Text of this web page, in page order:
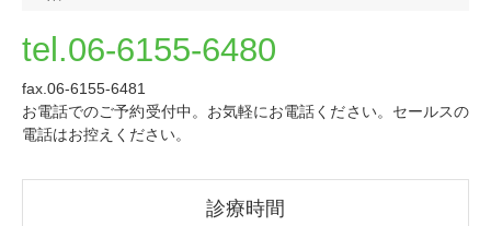
tel.06-6155-6480
fax.06-6155-6481
お電話でのご予約受付中。お気軽にお電話ください。セールスの
電話はお控えください。
診療時間